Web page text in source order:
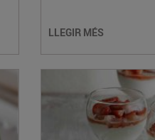
LLEGIR MÉS